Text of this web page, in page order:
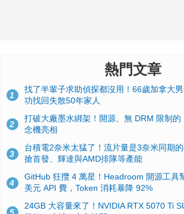
熱門文章
1
找了半輩子求助偵探都沒用！66歲加拿大
功找回失散50年家人
2
打破大廠墨水綁架！開源、無 DRM 限制
念機亮相
3
台積電2奈米太猛了！流片量是3奈米同期
搶首發、輝達與AMD排隊等產能
4
GitHub 狂攬 4 萬星！Headroom 開源工具
美元 API 費，Token 消耗暴降 92%
24GB 大容量來了！NVIDIA RTX 5070 Ti